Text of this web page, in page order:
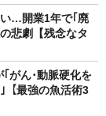
…開業1年で｢廃
悲劇【残念なタ
がん･動脈硬化を
【最強の魚活術3